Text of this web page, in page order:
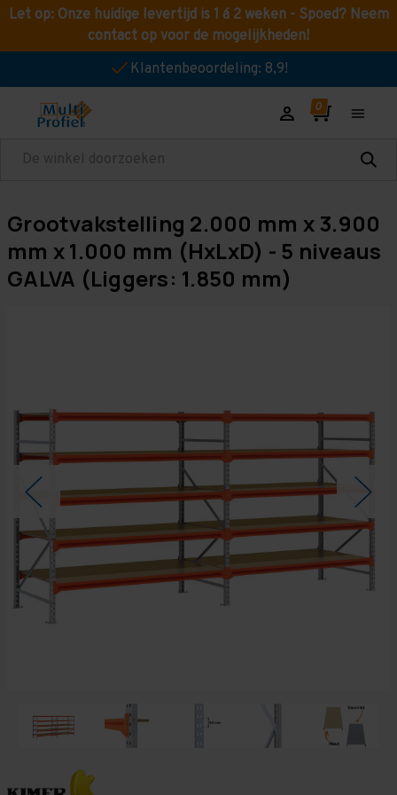
Let op: Onze huidige levertijd is 1 á 2 weken - Spoed? Neem
contact op voor de mogelijkheden!
Klantenbeoordeling: 8,9!
Zoeken
Grootvakstelling 2.000 mm x 3.900
mm x 1.000 mm (HxLxD) - 5 niveaus
GALVA (Liggers: 1.850 mm)